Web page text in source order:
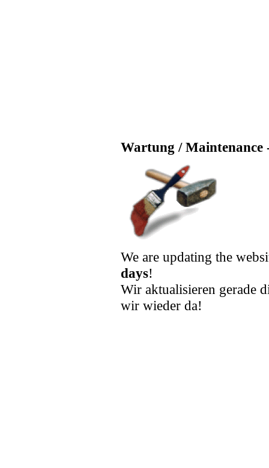
Wartung / Maintenance
We are updating the
days!
Wir aktualisieren gerade
wir wieder da!